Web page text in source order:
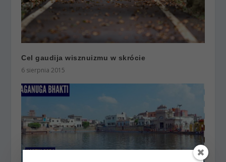
Cel gaudija wisznuizmu w skrócie
6 sierpnia 2015